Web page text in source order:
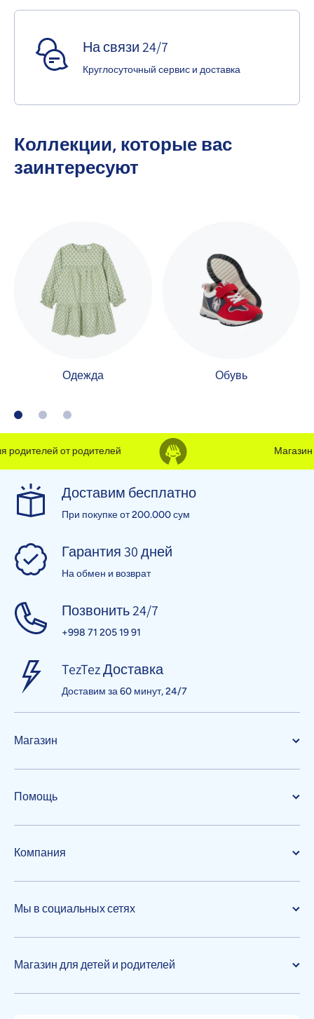
На связи 24/7
Круглосуточный сервис и доставка
Коллекции, которые вас
заинтересуют
Одежда Обувь
от родителей Магазин
Доставим бесплатно
При покупке от 200.000 сум
Гарантия 30 дней
На обмен и возврат
Позвонить 24/7
+998 71 205 19 91
TezTez Доставка
Доставим за 60 минут, 24/7
Магазин
Помощь
Компания
Мы в социальных сетях
Магазин для детей и родителей